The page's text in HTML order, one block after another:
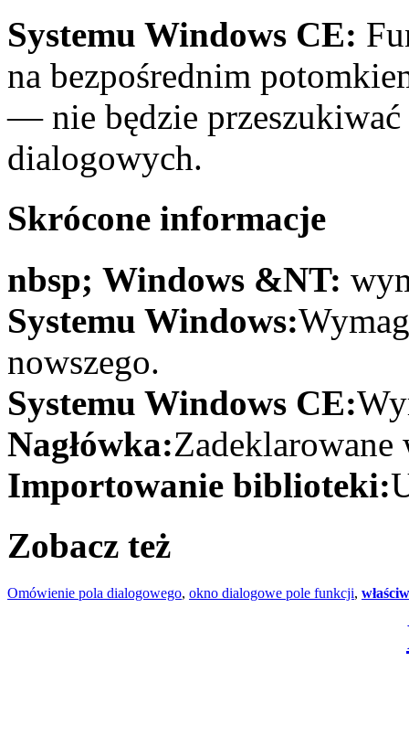
Systemu Windows CE:
na bezpośrednim
— nie będzie
dialogowych.
Skrócone informacje
nbsp; Windows &NT:
Systemu Windows:
nowszego.
Systemu Windows CE:
Nagłówka:
Importowanie biblioteki:
Zobacz też
Omówienie pola dialogowego, okno dialogowe pole funkcji,